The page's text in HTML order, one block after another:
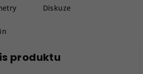
Diskuze
produktu